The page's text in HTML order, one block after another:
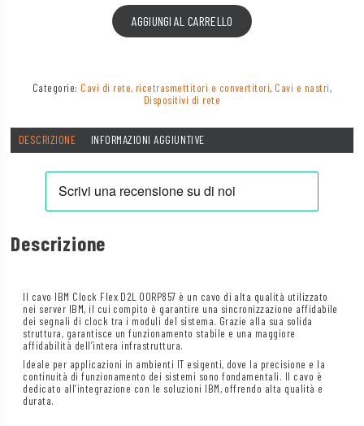
AGGIUNGI AL CARRELLO
Categorie: Cavi di rete, ricetrasmettitori e convertitori, Cavi e nastri,
Dispositivi di rete
DESCRIZIONE INFORMAZIONI AGGIUNTIVE
Descrizione
Il cavo IBM Clock Flex D2L 00RP857 è un cavo di alta qualità utilizzato
nei server IBM, il cui compito è garantire una sincronizzazione affidabile
dei segnali di clock tra i moduli del sistema. Grazie alla sua solida
struttura, garantisce un funzionamento stabile e una maggiore
affidabilità dell’intera infrastruttura.
Ideale per applicazioni in ambienti IT esigenti, dove la precisione e la
continuità di funzionamento dei sistemi sono fondamentali. Il cavo è
dedicato all’integrazione con le soluzioni IBM, offrendo alta qualità e
durata.